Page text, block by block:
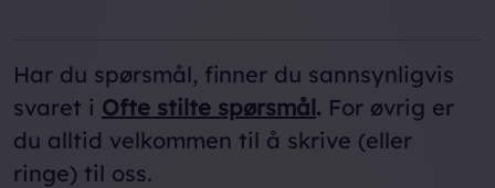
Har du spørsmål, finner du sannsynligvis
svaret i Ofte stilte spørsmål. For øvrig er
du alltid velkommen til å skrive (eller
ringe) til oss.